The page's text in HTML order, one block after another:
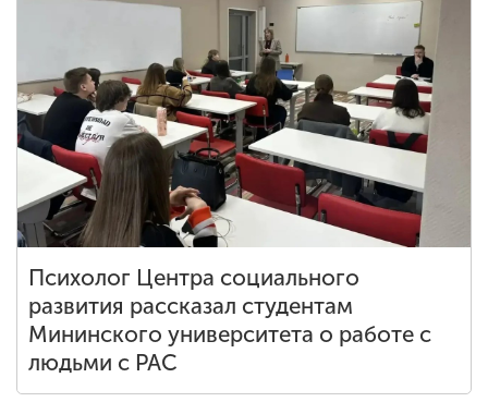
Психолог Центра социального
развития рассказал студентам
Мининского университета о работе с
людьми с РАС